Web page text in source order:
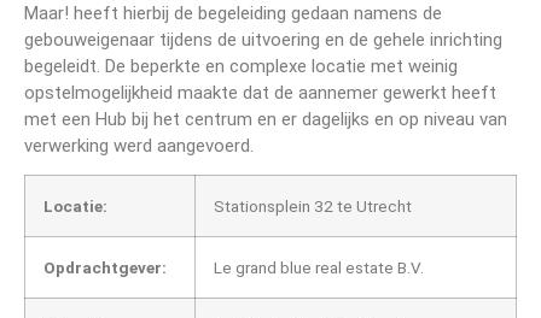
Maar! heeft hierbij de begeleiding gedaan namens de
gebouweigenaar tijdens de uitvoering en de gehele inrichting
begeleidt. De beperkte en complexe locatie met weinig
opstelmogelijkheid maakte dat de aannemer gewerkt heeft
met een Hub bij het centrum en er dagelijks en op niveau van
verwerking werd aangevoerd.
Locatie: Stationsplein 32 te Utrecht
Opdrachtgever: Le grand blue real estate B.V.